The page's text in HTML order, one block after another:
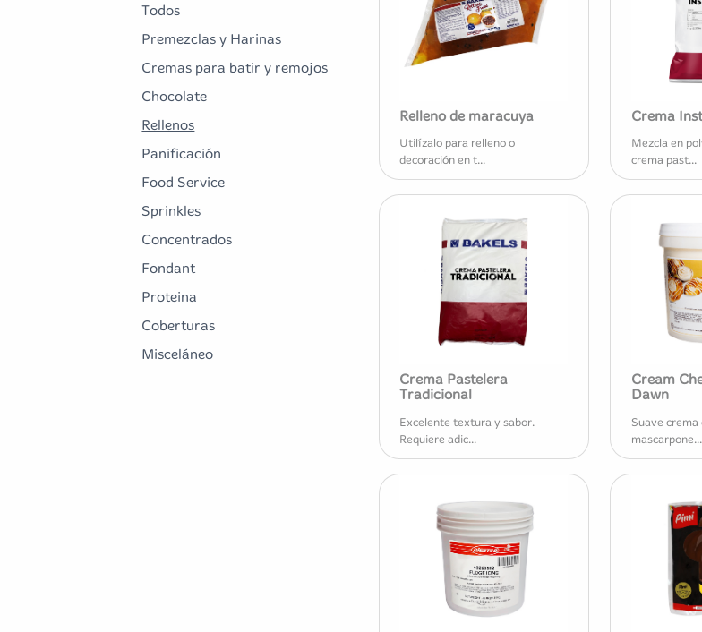
Todos
Premezclas y Harinas
Cremas para batir y remojos
Chocolate
Rellenos
Panificación
Food Service
Sprinkles
Concentrados
Fondant
Proteina
Coberturas
Misceláneo
Relleno de maracuya
Utilízalo para relleno o
decoración en t...
Crema
Mezcla en
crema past...
Crema Pastelera
Tradicional
Excelente textura y sabor.
Requiere adic...
Cream
Dawn
Suave crema
mascarpone...